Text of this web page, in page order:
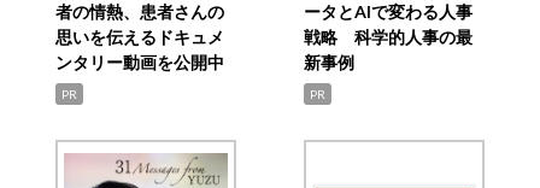
者の情熱、患者さんの
思いを伝えるドキュメ
ンタリー動画を公開中
PR
ータとAIで変わる人事
戦略 科学的人事の最
新事例
PR